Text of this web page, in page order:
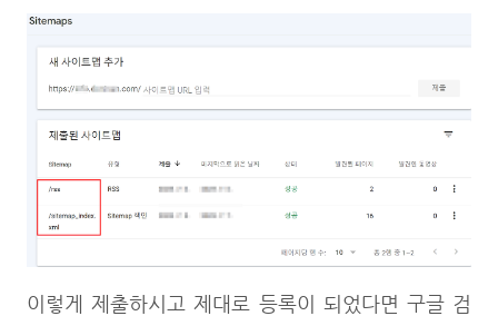
이렇게 제출하시고 제대로 등록이 되었다면 구글 검